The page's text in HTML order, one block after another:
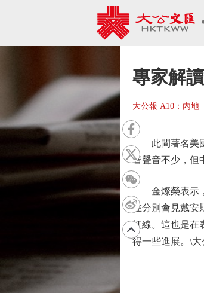
專家解
大公報 A10：內地
此間著名美國
智聲音不少，但
金燦榮表示，
在分別會見戴安
紅線。這也是在
得一些進展。\